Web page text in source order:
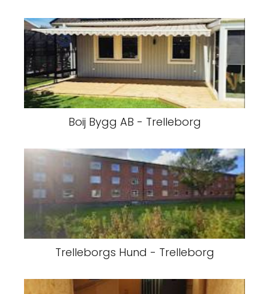
Boij Bygg AB - Trelleborg
Trelleborgs Hund - Trelleborg